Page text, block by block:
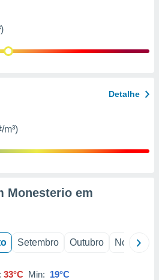
Detalhe
m³)
Monesterio em
Setembro Outubro Novembro
33°C Min: 19°C